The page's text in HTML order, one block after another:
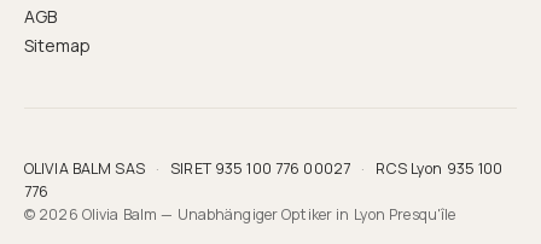
AGB
Sitemap
OLIVIA BALM SAS · SIRET 935 100 776 00027 ·
RCS Lyon 935 100
776
© 2026 Olivia Balm — Unabhängiger Optiker in Lyon Presqu'île